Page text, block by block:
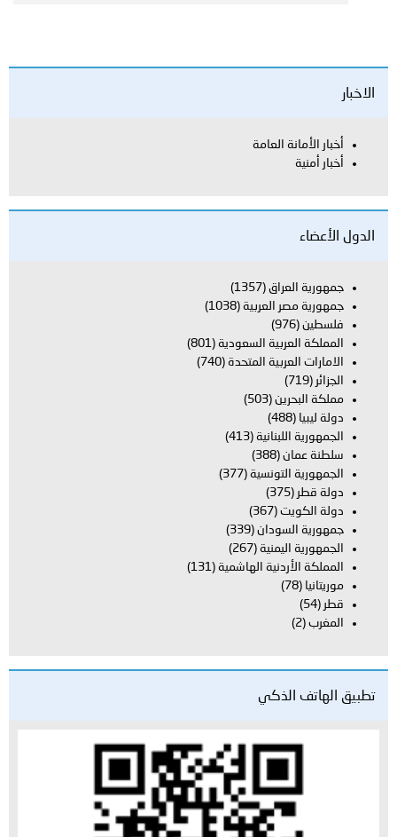
الاخبار
أخبار الأمانة العامة
أخبار أمنية
الدول الأعضاء
جمهورية العراق (1357)
جمهورية مصر العربية (1038)
فلسطين (976)
المملكة العربية السعودية (801)
الامارات العربية المتحدة (740)
الجزائر (719)
مملكة البحرين (503)
دولة ليبيا (488)
الجمهورية اللبنانية (413)
سلطنة عمان (388)
الجمهورية التونسية (377)
دولة قطر (375)
دولة الكويت (367)
جمهورية السودان (339)
الجمهورية اليمنية (267)
المملكة الأردنية الهاشمية (131)
موريتانيا (78)
قطر (54)
المغرب (2)
تطبيق الهاتف الذكي